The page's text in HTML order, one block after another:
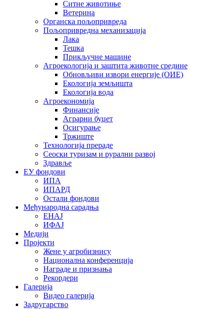
Ситне животиње
Ветерина
Органска пољопривреда
Пољопривредна механизација
Лака
Тешка
Прикључне машине
Агроекологија и заштита животне средине
Обновљиви извори енергије (ОИЕ)
Екологија земљишта
Екологија вода
Агроекономија
Финансије
Аграрни буџет
Осигурање
Тржиште
Технологија прераде
Сеоски туризам и рурални развој
Здравље
ЕУ фондови
ИПА
ИПАРД
Остали фондови
Међународна сарадња
ЕНАЈ
ИФАЈ
Медији
Пројекти
Жене у агробизнису
Национална конференција
Награде и признања
Рекордери
Галерија
Видео галерија
Задругарство